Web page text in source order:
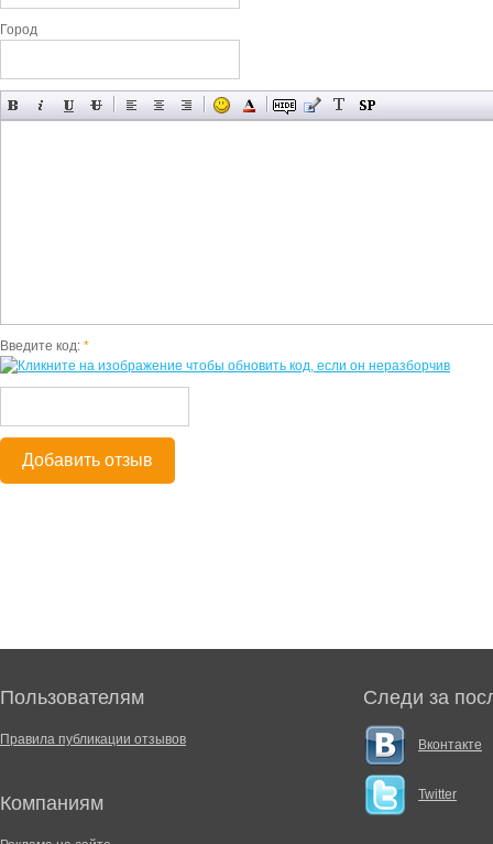
Город
Введите код: *
Добавить отзыв
Пользователям
Правила публикации отзывов
Компаниям
Следи за
Вконтакте
Twitter